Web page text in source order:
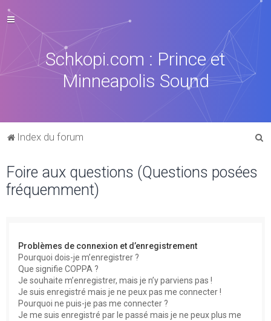
Schkopi.com : Prince et
Minneapolis Sound
Index du forum
Foire aux questions (Questions posées
fréquemment)
Problèmes de connexion et d’enregistrement
Pourquoi dois-je m’enregistrer ?
Que signifie COPPA ?
Je souhaite m’enregistrer, mais je n’y parviens pas !
Je suis enregistré mais je ne peux pas me connecter !
Pourquoi ne puis-je pas me connecter ?
Je me suis enregistré par le passé mais je ne peux plus me